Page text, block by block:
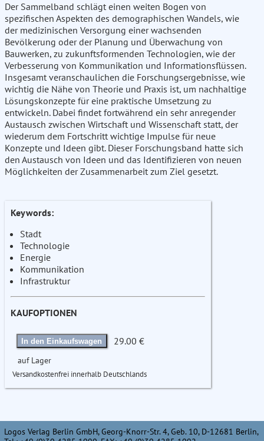
Der Sammelband schlägt einen weiten Bogen von
spezifischen Aspekten des demographischen Wandels, wie
der medizinischen Versorgung einer wachsenden
Bevölkerung oder der Planung und Überwachung von
Bauwerken, zu zukunftsformenden Technologien, wie der
Verbesserung von Kommunikation und Informationsflüssen.
Insgesamt veranschaulichen die Forschungsergebnisse, wie
wichtig die Nähe von Theorie und Praxis ist, um nachhaltige
Lösungskonzepte für eine praktische Umsetzung zu
entwickeln. Dabei findet fortwährend ein sehr anregender
Austausch zwischen Wirtschaft und Wissenschaft statt, der
wiederum dem Fortschritt wichtige Impulse für neue
Konzepte und Ideen gibt. Dieser Forschungsband hatte sich
den Austausch von Ideen und das Identifizieren von neuen
Möglichkeiten der Zusammenarbeit zum Ziel gesetzt.
Keywords:
Stadt
Technologie
Energie
Kommunikation
Infrastruktur
KAUFOPTIONEN
In den Einkaufswagen 29.00 €
auf Lager
Versandkostenfrei innerhalb Deutschlands
Logos Verlag Berlin GmbH, Georg-Knorr-Str. 4, Geb. 10, D-12681 Berlin,